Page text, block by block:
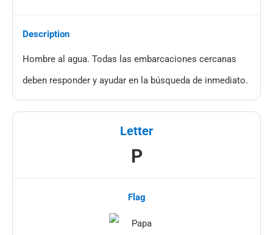
Hombre al agua. Todas las embarcaciones cercanas
deben responder y ayudar en la búsqueda de inmediato.
P